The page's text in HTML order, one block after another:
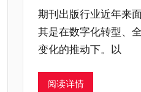
期刊出版行业近年来
其是在数字化转型、
变化的推动下。以
阅读详情